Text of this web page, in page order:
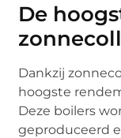
De
Dankzij
hoogste
Deze boilers
geproduceerd